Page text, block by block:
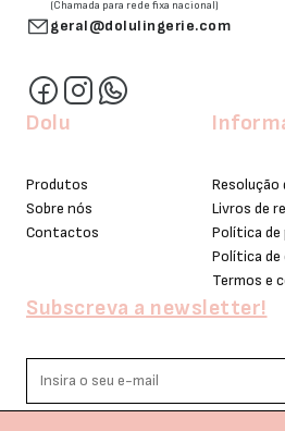
(Chamada para rede fixa nacional)
geral@dolulingerie.com
Dolu
Produtos
Sobre nós
Contactos
Livros de
Política de
Política de
Termos e
Subscreva a newsletter!